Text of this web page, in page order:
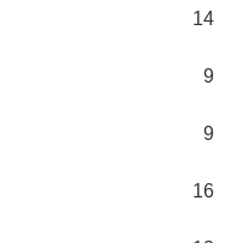
14
9
9
16